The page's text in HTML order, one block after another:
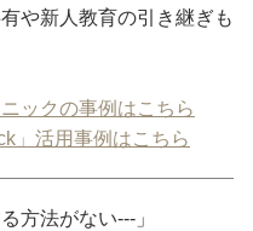
や新人教育の引き継ぎも
ックの事例はこちら
」活用事例はこちら
方法がない---」